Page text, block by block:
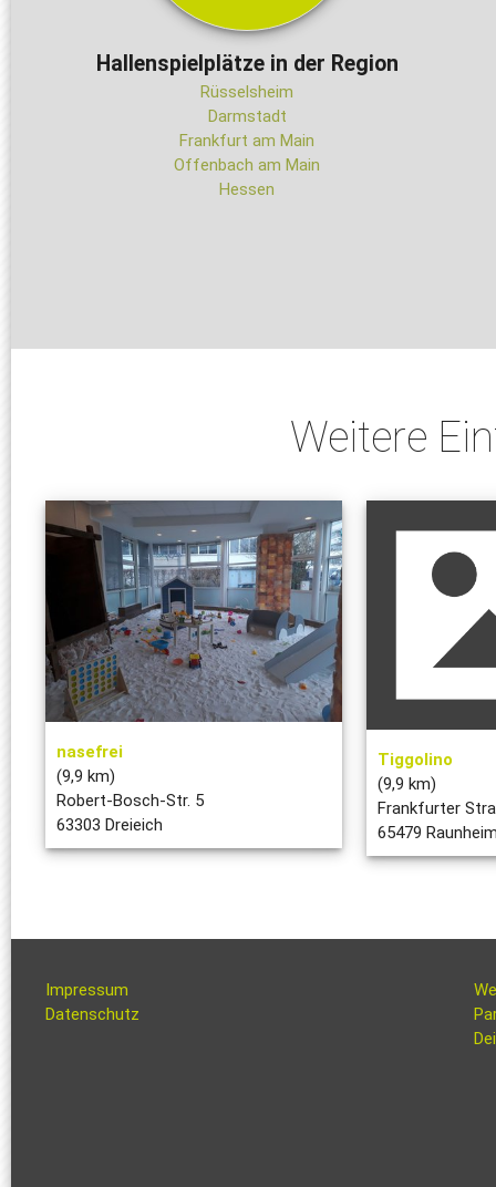
Hallenspielplätze in der Region
Rüsselsheim
Darmstadt
Frankfurt am Main
Offenbach am Main
Hessen
Weitere
nasefrei
(9,9 km)
Robert-Bosch-Str. 5
63303 Dreieich
Tiggolino
(9,9 km)
Frankfurter
65479
Impressum
Datenschutz